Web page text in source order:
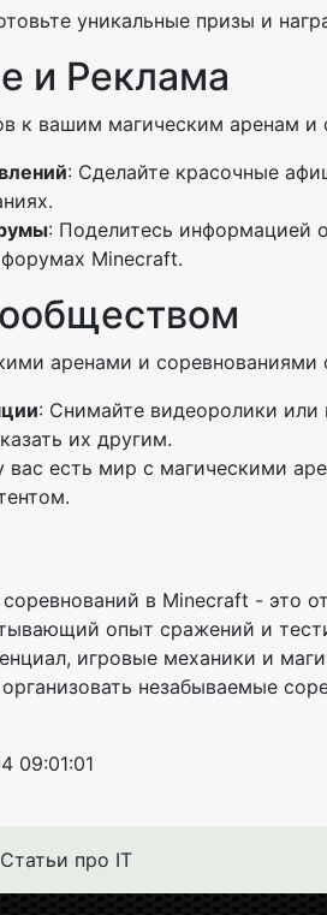
уникальные призы и
и Реклама
к вашим магическим аренам и
: Сделайте красочные
: Поделитесь информацией
Minecraft.
аренами и соревнованиями
: Снимайте видеоролики или
их другим.
вас есть мир с магическими
в Minecraft - это
опыт сражений и
игровые механики и
незабываемые
09:01:01
про IT